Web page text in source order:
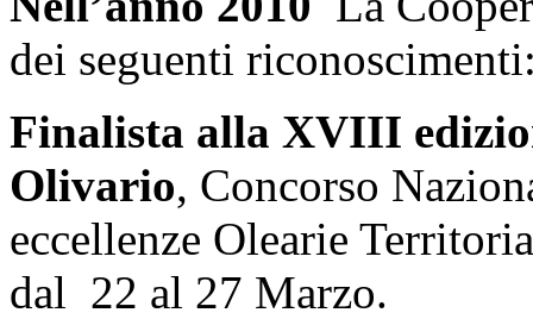
dei seguenti
Finalista alla XVIII
Olivario, Concorso
eccellenze Olearie
dal 22 al 27 Marzo.